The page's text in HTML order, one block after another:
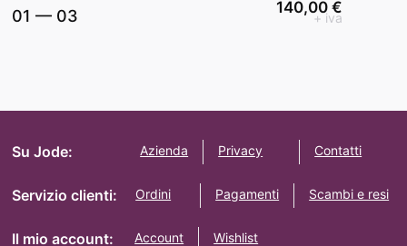
01 — 03 140,00 €
+ iva
Su Jode: Azienda Privacy Contatti
Servizio clienti: Ordini Pagamenti Scambi e resi
Il mio account: Account Wishlist